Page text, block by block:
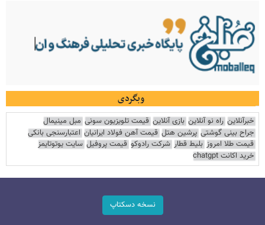
وبگردی
خبرآنلاین راه نو آنلاین بازی آنلاین قیمت تلویزیون سونی مبل مینیمال
جراح بینی گوشتی پرشین هتل قیمت آهن فولاد ایرانیان اعتبارسنجی بانکی
قیمت طلا امروز بلیط قطار شرکت رادوکو قیمت پروفیل سایت یوتوتایمز
خرید اکانت chatgpt
نسخه دسکتاپ